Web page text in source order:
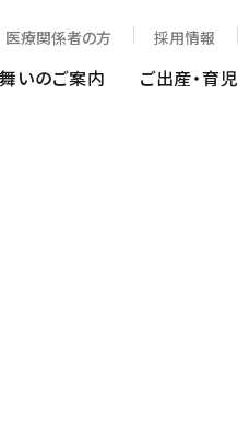
医療関係者の方 採用情報
いのご案内 ご出産・育児